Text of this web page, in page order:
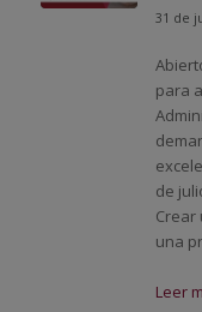
31 de
para
de
Crear
una
Leer